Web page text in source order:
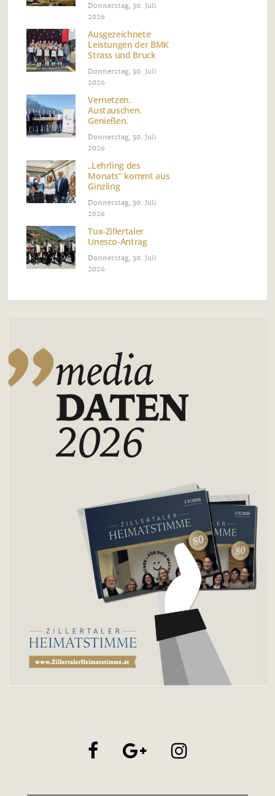
Donnerstag, 30. Juli
2026
Ausgezeichnete
Leistungen der BMK
Strass und Bruck
Donnerstag, 30. Juli
2026
Vernetzen.
Austauschen.
Genießen.
Donnerstag, 30. Juli
2026
„Lehrling des
Monats“ kommt aus
Ginzling
Donnerstag, 30. Juli
2026
Tux-Zillertaler
Unesco-Antrag
Donnerstag, 30. Juli
2026